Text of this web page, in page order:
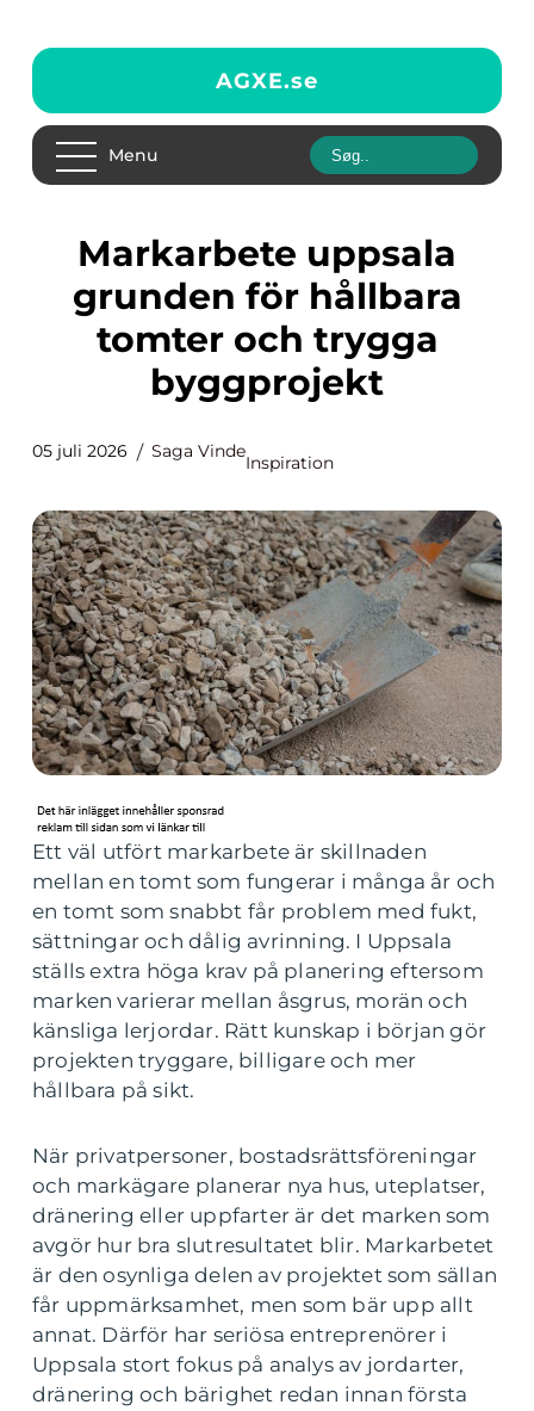
AGXE.se
Menu
Markarbete uppsala
grunden för hållbara
tomter och trygga
byggprojekt
05 juli 2026 Saga Vinde
Inspiration
Ett väl utfört markarbete är skillnaden
mellan en tomt som fungerar i många år och
en tomt som snabbt får problem med fukt,
sättningar och dålig avrinning. I Uppsala
ställs extra höga krav på planering eftersom
marken varierar mellan åsgrus, morän och
känsliga lerjordar. Rätt kunskap i början gör
projekten tryggare, billigare och mer
hållbara på sikt.
När privatpersoner, bostadsrättsföreningar
och markägare planerar nya hus, uteplatser,
dränering eller uppfarter är det marken som
avgör hur bra slutresultatet blir. Markarbetet
är den osynliga delen av projektet som sällan
får uppmärksamhet, men som bär upp allt
annat. Därför har seriösa entreprenörer i
Uppsala stort fokus på analys av jordarter,
dränering och bärighet redan innan första